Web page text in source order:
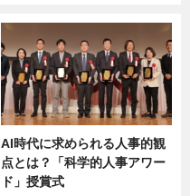
AI時代に求められる人事的観
点とは？「科学的人事アワー
ド」授賞式